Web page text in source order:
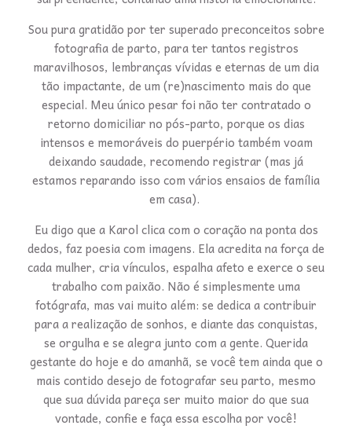
Sou pura gratidão por ter superado preconceitos sobre
fotografia de parto, para ter tantos registros
maravilhosos, lembranças vívidas e eternas de um dia
tão impactante, de um (re)nascimento mais do que
especial. Meu único pesar foi não ter contratado o
retorno domiciliar no pós-parto, porque os dias
intensos e memoráveis do puerpério também voam
deixando saudade, recomendo registrar (mas já
estamos reparando isso com vários ensaios de família
em casa).
Eu digo que a Karol clica com o coração na ponta dos
dedos, faz poesia com imagens. Ela acredita na força de
cada mulher, cria vínculos, espalha afeto e exerce o seu
trabalho com paixão. Não é simplesmente uma
fotógrafa, mas vai muito além: se dedica a contribuir
para a realização de sonhos, e diante das conquistas,
se orgulha e se alegra junto com a gente. Querida
gestante do hoje e do amanhã, se você tem ainda que o
mais contido desejo de fotografar seu parto, mesmo
que sua dúvida pareça ser muito maior do que sua
vontade, confie e faça essa escolha por você!